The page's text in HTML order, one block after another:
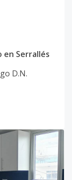
Serrallés
D.N.